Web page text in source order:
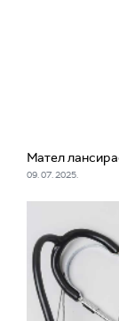
Мател
09. 07. 2025.